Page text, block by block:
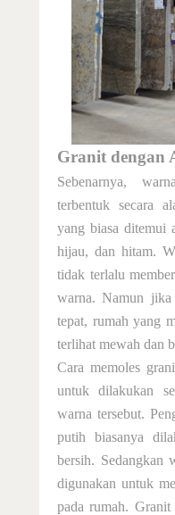
Granit dengan
Sebenarnya,
terbentuk secara
yang biasa ditemui
hijau, dan hitam.
tidak terlalu
warna. Namun jika
tepat, rumah yang
terlihat mewah dan
Cara memoles
untukdilakukan
warna tersebut.
putih biasanya
bersih. Sedangkan
digunakan untuk
pada rumah. Granit